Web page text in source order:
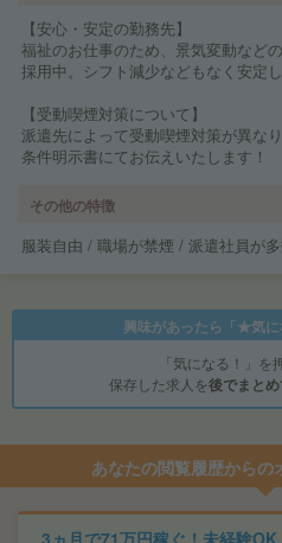
【安心・安定の勤務先】
福祉のお仕事のため、景気変動など
採用中。シフト減少などもなく安定
【受動喫煙対策について】
派遣先によって受動喫煙対策が異な
条件明示書にてお伝えいたします！
その他の特徴
服装自由 / 職場が禁煙 / 派遣社員が
興味があったら「★気に
「気になる！」を
保存した求人を後でまと
あなたの閲覧履歴からの
3ヵ月で71万円稼ぐ！未経験